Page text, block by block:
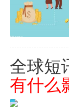
全球短
有什么